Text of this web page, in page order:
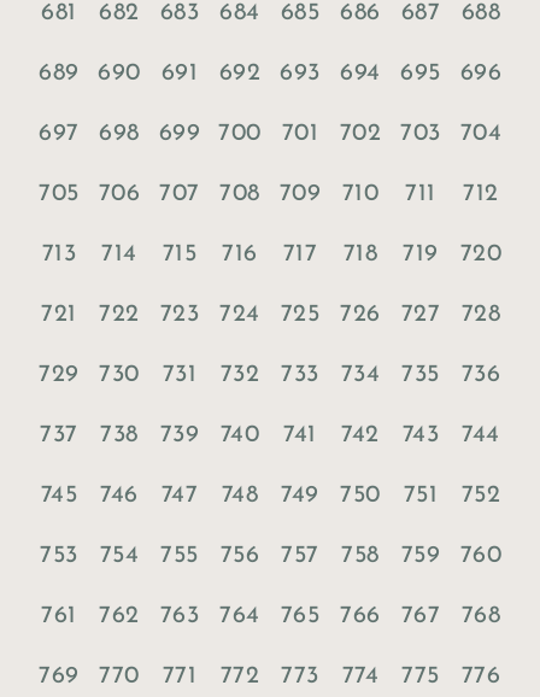
681 682 683 684 685 686 687 688
689 690 691 692 693 694 695 696
697 698 699 700 701 702 703 704
705 706 707 708 709 710 711 712
713 714 715 716 717 718 719 720
721 722 723 724 725 726 727 728
729 730 731 732 733 734 735 736
737 738 739 740 741 742 743 744
745 746 747 748 749 750 751 752
753 754 755 756 757 758 759 760
761 762 763 764 765 766 767 768
769 770 771 772 773 774 775 776